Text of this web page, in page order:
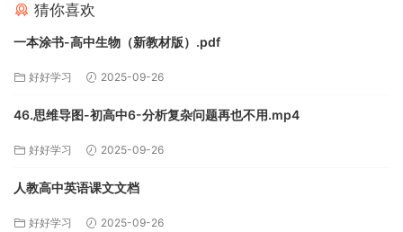
猜你喜欢
一本涂书-高中生物（新教材版）.pdf
好好学习 2025-09-26
46.思维导图-初高中6-分析复杂问题再也不用.mp4
好好学习 2025-09-26
人教高中英语课文文档
好好学习 2025-09-26